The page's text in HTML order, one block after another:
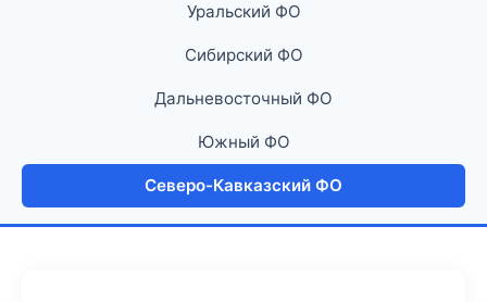
Уральский ФО
Сибирский ФО
Дальневосточный ФО
Южный ФО
Северо-Кавказский ФО